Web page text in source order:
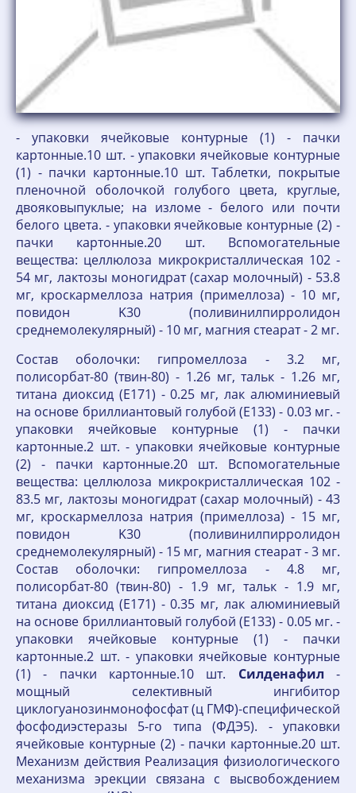
- упаковки ячейковые контурные (1) - пачки
картонные.10 шт. - упаковки ячейковые контурные
(1) - пачки картонные.10 шт. Таблетки, покрытые
пленочной оболочкой голубого цвета, круглые,
двояковыпуклые; на изломе - белого или почти
белого цвета. - упаковки ячейковые контурные (2) -
пачки картонные.20 шт. Вспомогательные
вещества: целлюлоза микрокристаллическая 102 -
54 мг, лактозы моногидрат (сахар молочный) - 53.8
мг, кроскармеллоза натрия (примеллоза) - 10 мг,
повидон K30 (поливинилпирролидон
среднемолекулярный) - 10 мг, магния стеарат - 2 мг.
Состав оболочки: гипромеллоза - 3.2 мг,
полисорбат-80 (твин-80) - 1.26 мг, тальк - 1.26 мг,
титана диоксид (E171) - 0.25 мг, лак алюминиевый
на основе бриллиантовый голубой (E133) - 0.03 мг. -
упаковки ячейковые контурные (1) - пачки
картонные.2 шт. - упаковки ячейковые контурные
(2) - пачки картонные.20 шт. Вспомогательные
вещества: целлюлоза микрокристаллическая 102 -
83.5 мг, лактозы моногидрат (сахар молочный) - 43
мг, кроскармеллоза натрия (примеллоза) - 15 мг,
повидон K30 (поливинилпирролидон
среднемолекулярный) - 15 мг, магния стеарат - 3 мг.
Состав оболочки: гипромеллоза - 4.8 мг,
полисорбат-80 (твин-80) - 1.9 мг, тальк - 1.9 мг,
титана диоксид (E171) - 0.35 мг, лак алюминиевый
на основе бриллиантовый голубой (E133) - 0.05 мг. -
упаковки ячейковые контурные (1) - пачки
картонные.2 шт. - упаковки ячейковые контурные
(1) - пачки картонные.10 шт. Силденафил -
мощный селективный ингибитор
циклогуанозинмонофосфат (ц ГМФ)-специфической
фосфодиэстеразы 5-го типа (ФДЭ5). - упаковки
ячейковые контурные (2) - пачки картонные.20 шт.
Механизм действия Реализация физиологического
механизма эрекции связана с высвобождением